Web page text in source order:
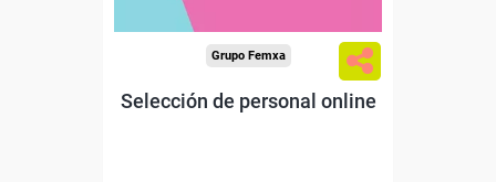
Grupo Femxa
Selección de personal online